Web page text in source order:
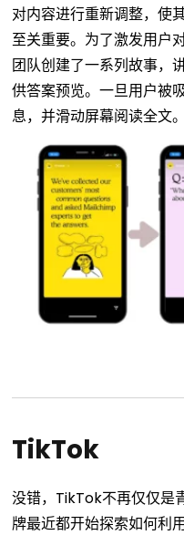
对内容进行重新调整，使
至关重要。为了激发用户
团队创建了一系列故事，
供答案预览。一旦用户被
息，并滑动屏幕阅读全文
TikTok
没错，TikTok不再仅仅是
牌最近都开始探索如何利